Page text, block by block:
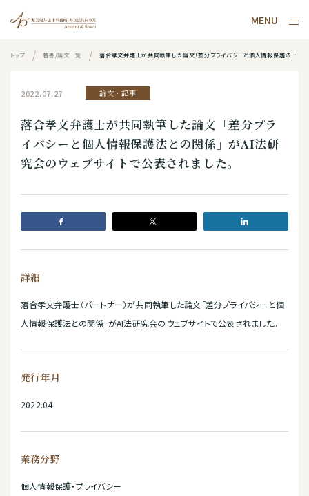
MENU
トップ 著書/論文一覧 落合孝文弁護士が共同執筆した論文「差分プライバシーと個人情報保護法との関係」がAI法研究会のウェブサイトで公表されました。
2022.07.27 論文・記事
落合孝文弁護士が共同執筆した論文「差分プラ
イバシーと個人情報保護法との関係」がAI法研
究会のウェブサイトで公表されました。
詳細
落合孝文弁護士 （パートナー）が共同執筆した論文「差分プライバシーと個
人情報保護法との関係」がAI法研究会のウェブサイトで公表されました。
発行年月
2022.04
業務分野
個人情報保護・プライバシー